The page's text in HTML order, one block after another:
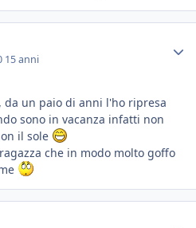
15 anni
da un paio di anni l'ho ripresa
sono in vacanza infatti non
il sole
che in modo molto goffo